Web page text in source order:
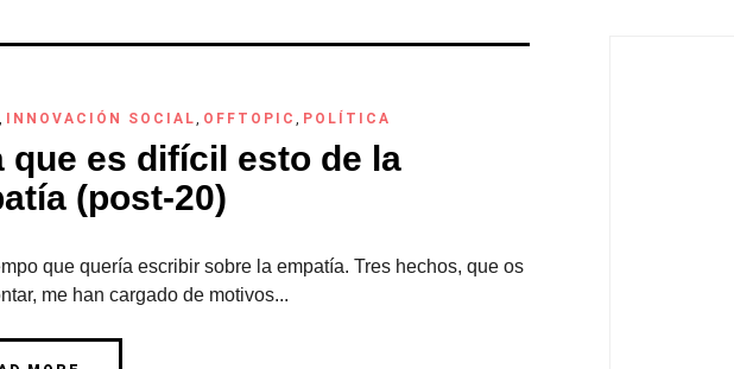
, INNOVACIÓN SOCIAL, OFFTOPIC , POLÍTICA
que es difícil esto de la
(post-20)
que quería escribir sobre la empatía. Tres hechos, que os
me han cargado de motivos...